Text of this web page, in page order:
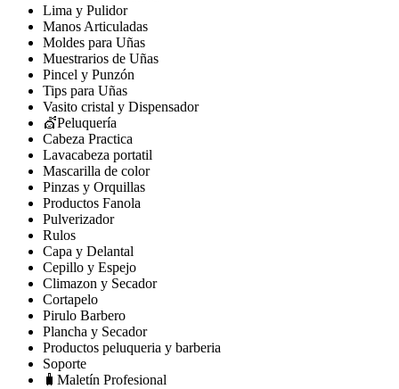
Lima y Pulidor
Manos Articuladas
Moldes para Uñas
Muestrarios de Uñas
Pincel y Punzón
Tips para Uñas
Vasito cristal y Dispensador
💇Peluquería
Cabeza Practica
Lavacabeza portatil
Mascarilla de color
Pinzas y Orquillas
Productos Fanola
Pulverizador
Rulos
Capa y Delantal
Cepillo y Espejo
Climazon y Secador
Cortapelo
Pirulo Barbero
Plancha y Secador
Productos peluqueria y barberia
Soporte
🧳Maletín Profesional